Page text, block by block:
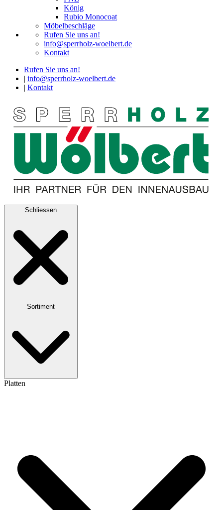
König
Rubio Monocoat
Möbelbeschläge
Rufen Sie uns an!
info@sperrholz-woelbert.de
Kontakt
Rufen Sie uns an!
info@sperrholz-woelbert.de
Kontakt
Schliessen
Sortiment
Platten